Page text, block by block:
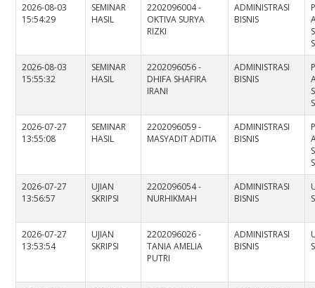
2026-08-03
15:54:29
SEMINAR
HASIL
2202096004 -
OKTIVA SURYA
RIZKI
ADMINISTRASI
BISNIS
2026-08-03
15:55:32
SEMINAR
HASIL
2202096056 -
DHIFA SHAFIRA
IRANI
ADMINISTRASI
BISNIS
2026-07-27
13:55:08
SEMINAR
HASIL
2202096059 -
MASYADIT ADITIA
ADMINISTRASI
BISNIS
2026-07-27
13:56:57
UJIAN
SKRIPSI
2202096054 -
NURHIKMAH
ADMINISTRASI
BISNIS
2026-07-27
13:53:54
UJIAN
SKRIPSI
2202096026 -
TANIA AMELIA
PUTRI
ADMINISTRASI
BISNIS